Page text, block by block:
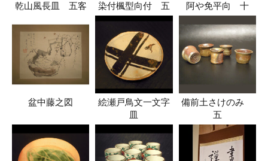
乾山風長皿 五客 染付楓型向付 五 阿や免平向 十
盆中藤之図
絵瀬戸鳥文一文字
皿
備前土さけのみ
五